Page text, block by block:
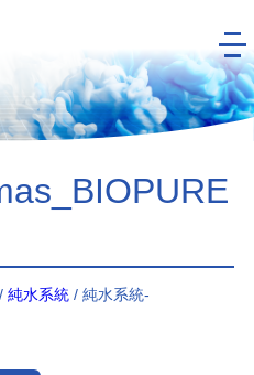
/ 純水系統 / 純水系統-